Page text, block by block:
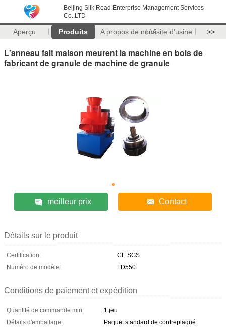
Beijing Silk Road Enterprise Management Services
Co.,LTD
Aperçu Produits A propos de nousVisite d'usine >>
L'anneau fait maison meurent la machine en bois de
fabricant de granule de machine de granule
meilleur prix Contact
Détails sur le produit
Certification:
CE SGS
Numéro de modèle:
FD550
Conditions de paiement et expédition
Quantité de commande min:
1 jeu
Détails d'emballage:
Paquet standard de contreplaqué